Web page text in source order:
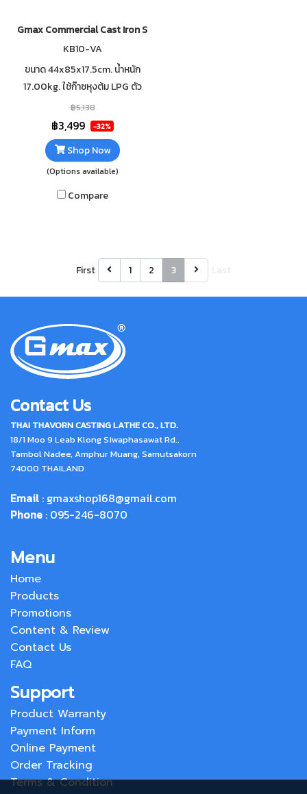
Gmax Commercial Cast Iron Stove KB8-VS 13" High Pressure
KB10-VA
ขนาด 44x85x17.5cm. น้ำหนัก
17.00kg. ใช้ก๊าซหุงต้ม LPG ตัว
เตาทำจากเหล็กหล่อ ใช้กับหัวปรับ
แก๊สแรงดันสูง ตัววาล์วมีท่อล่อไฟ
ผลิตในประเทศไทย
฿5,138
฿3,499 -32%
Shop Now
(Options available)
Compare
First 1 2 3
Contact Us
THAI THAVORN CASTING LATHE CO., LTD.
18/1 Moo 9 Leab Klong Siwaphasawat Rd.,
Tambol Nadee, Amphur Muang, Samutsakorn
74000 THAILAND
Email : gmaxshop168@gmail.com
Phone : 095-246-8070
Menu
Home
Products
Promotions
Content & Review
Contact Us
FAQ
Support
Product Warranty
Payment Inform
Online Payment
Order Tracking
Terms & Condition